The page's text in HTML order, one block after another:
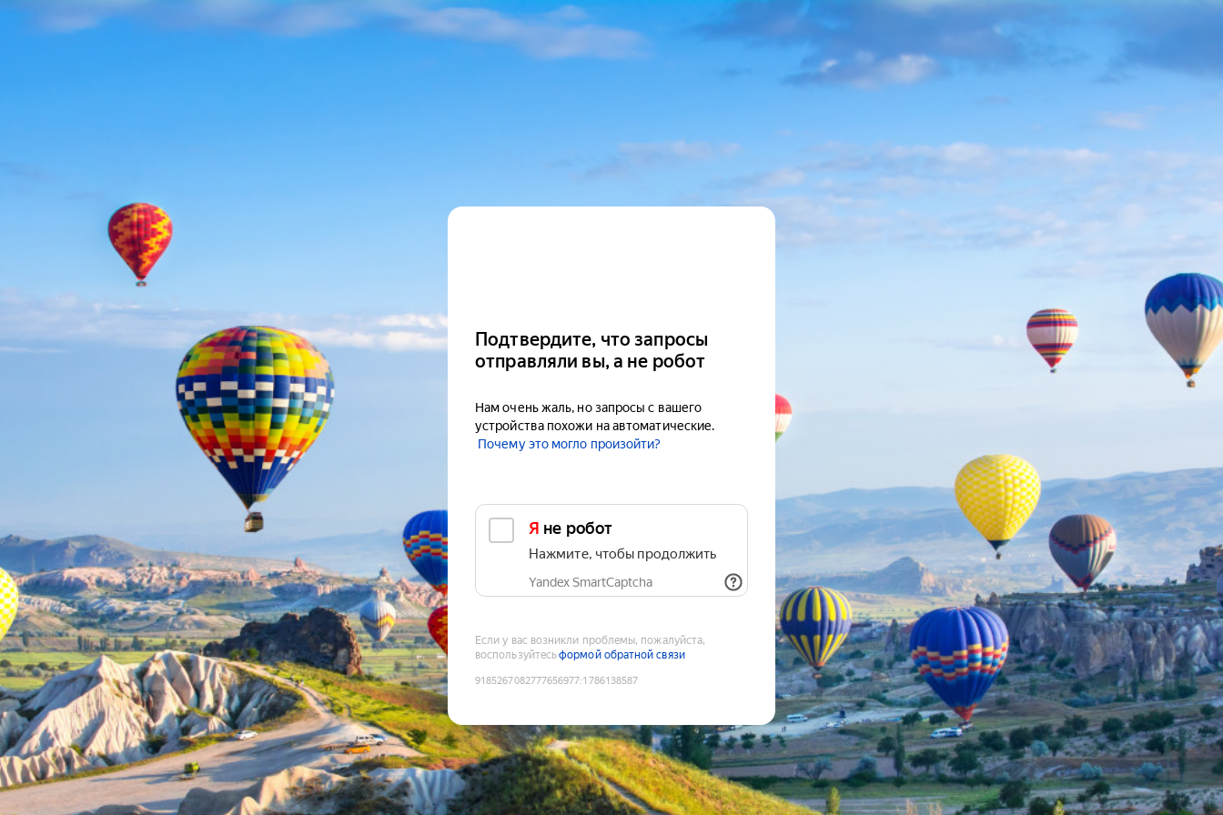
Подтвердите, что запросы
отправляли вы, а не робот
Нам очень жаль, но запросы с вашего
устройства похожи на автоматические.
Почему это могло произойти?
Я не робот
Нажмите, чтобы продолжить
Yandex SmartCaptcha
Если у вас возникли проблемы, пожалуйста,
воспользуйтесьформой обратной связи
9185267082777656977:1786138587